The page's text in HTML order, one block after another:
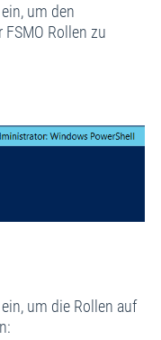
um den
Rollen zu
um die Rollen auf